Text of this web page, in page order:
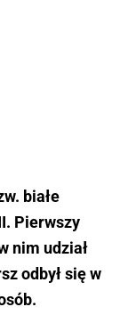
białe
Pierwszy
nim udział
odbył się w